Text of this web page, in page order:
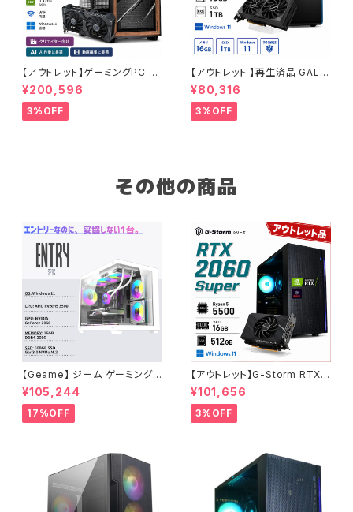
【アウトレット】ゲーミングPC 未
使用品 RTX4060Ti Ryzen7
5700X メモリ32GB SSD1TB
AI 動画編集 90日保証 G-Stor
m
¥200,596
3%OFF
【アウトレット 】再生済品 GALL
ERIA RM RX 6500XT Core i
5-12400 メモリ16GB SSD1T
B ゲーミングPC 整備済み品 9
0日保証
¥80,316
3%OFF
その他の商品
【Geame】 ジーム ゲーミングP
C デスクトップ Certified GPU
RTX2060 Ryzen5 3500 メ
モリ16GB SSD 500GB WiFi
Windows11 動画編集 G-Stor
¥105,244
17%OFF
【アウトレット】G-Storm RTX2
060Super Ryzen5-5500 メ
モリ16GB SSD512GB ゲーミ
ングPC 90日保証
¥101,656
3%OFF